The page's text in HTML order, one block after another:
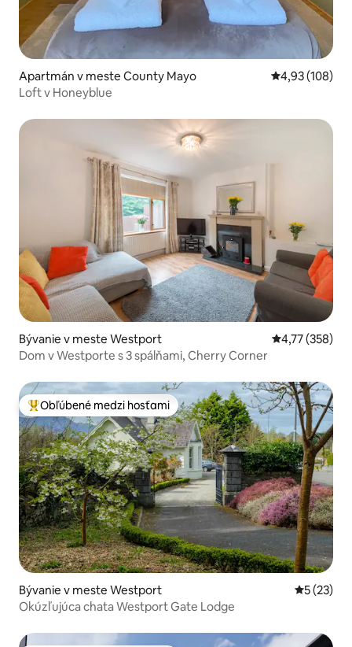
Apartmán v meste County Mayo Priemerné
4,93 (108)
Loft v Honeyblue
Bývanie v meste Westport Priemerné
4,77 (358)
Dom v Westporte s 3 spálňami, Cherry Corner
Najobľúbenejšie medzi hosťami
Obľúbené medzi hosťami
Bývanie v meste Westport
5 (23)
Okúzľujúca chata Westport Gate Lodge